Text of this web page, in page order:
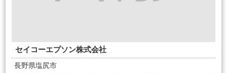
セイコーエプソン株式会社
長野県塩尻市